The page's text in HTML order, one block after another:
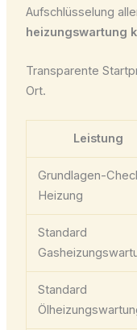
Aufschlüsselung
heizungswartung
Transparente
Ort.
Leistung
Grundlagen-
Heizung
Standard
Standard